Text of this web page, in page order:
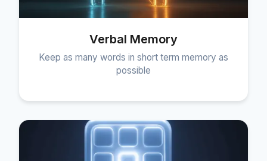
Verbal Memory
Keep as many words in short term memory as
possible